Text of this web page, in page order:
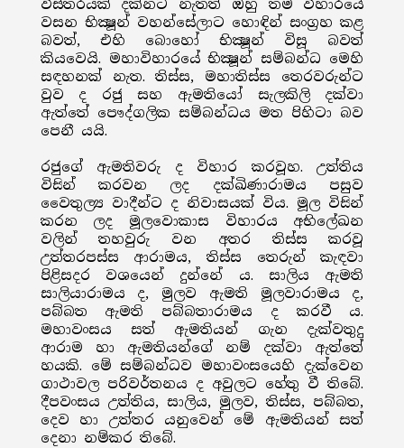
විස්තරයක් දක්නට නැතත් ඔහු තම විහාරයේ
වසන භික්‍ෂූන් වහන්සේලාට හොඳින් සංග්‍රහ කළ
බවත්, එහි බොහෝ භික්‍ෂූන් විසූ බවත්
කියවෙයි. මහාවිහාරයේ භික්‍ෂූන් සම්බන්ධ මෙහි
සඳහනක් නැත. තිස්ස, මහාතිස්ස තෙරවරුන්ට
වුව ද රජු සහ ඇමතියෝ සැලකිලි දක්වා
ඇත්තේ පෞද්ගලික සම්බන්ධය මත පිහිටා බව
පෙනී යයි.
රජුගේ ඇමතිවරු ද විහාර කරවූහ. උත්තිය
විසින් කරවන ලද දක්ඛිණාරාමය පසුව
වෛතුල්‍ය වාදීන්ට ද නිවාසයක් විය. මූල විසින්
කරන ලද මූලවොකාස විහාරය අභිලේඛන
වලින් තහවුරු වන අතර තිස්ස කරවූ
උත්තරපස්ස ආරාමය, තිස්ස තෙරුන් කැඳවා
පිළිසදර වශයෙන් දුන්නේ ය. සාලිය ඇමති
සාලියාරාමය ද, මුලව ඇමති මූලවාරාමය ද,
පබ්බත ඇමති පබ්බතාරාමය ද කරවී ය.
මහාවංසය සත් ඇමතියන් ගැන දැක්වතුදු
ආරාම හා ඇමතියන්ගේ නම් දක්වා ඇත්තේ
හයකි. මේ සම්බන්ධව මහාවංසයෙහි දැක්වෙන
ගාථාවල පරිවර්තනය ද අවුලට හේතු වී තිබේ.
දීපවංසය උත්තිය, සාලිය, මුලව, තිස්ස, පබ්බත,
දෙව හා උත්තර යනුවෙන් මේ ඇමතියන් සත්
දෙනා නම්කර තිබේ.